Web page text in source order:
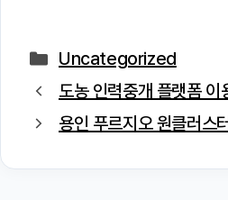
카
테
리
Uncategorized
도농 인력중개 플랫폼 이
용인 푸르지오 원클러스